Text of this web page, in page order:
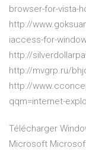
browser-for-vista-
http://
iaccess-for-
http://
http://mvgrp.ru/
http://
qqm=internet-
Télécharger
Microsoft